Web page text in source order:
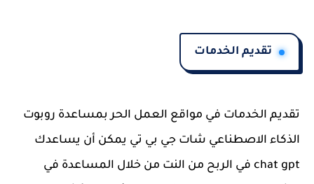
تقديم الخدمات
تقديم الخدمات في مواقع العمل الحر بمساعدة روبوت
الذكاء الاصطناعي شات جي بي تي يمكن أن يساعدك
chat gpt في الربح من النت من خلال المساعدة في